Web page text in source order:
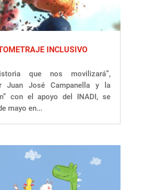
INCLUSIVO
que nos movilizará”,
Juan José Campanella y la
con el apoyo del INADI, se
mayo en...